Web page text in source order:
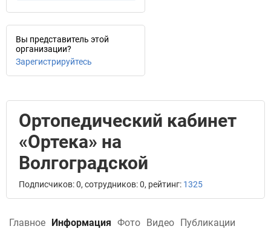
Вы представитель этой
организации?
Зарегистрируйтесь
Ортопедический кабинет
«Ортека» на
Волгоградской
Подписчиков: 0, сотрудников: 0, рейтинг: 1325
Главное Информация Фото Видео Публикации